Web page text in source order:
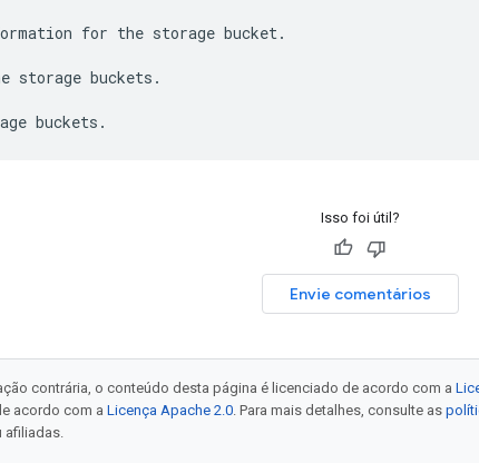
for the storage bucket.
storage buckets.
Isso foi útil?
Envie comentários
contrária, o conteúdo desta página é licenciado de acordo com a
acordo com a Licença Apache 2.0. Para mais detalhes, consulte as
afiliadas.